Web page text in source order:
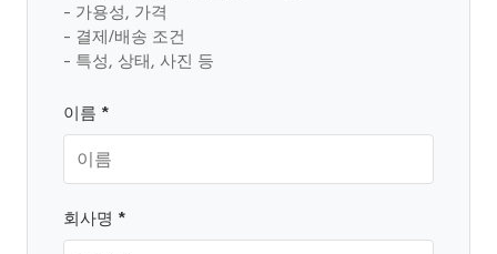
- 가용성, 가격
- 결제/배송 조건
- 특성, 상태, 사진 등
이름 *
회사명 *